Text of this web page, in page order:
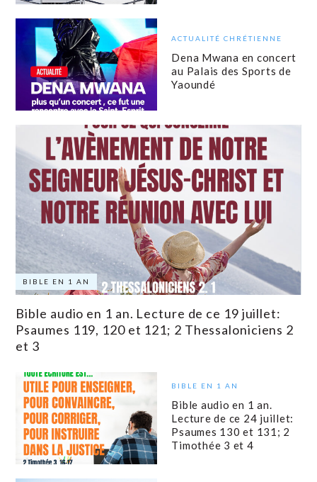
ACTUALITÉ CHRÉTIENNE
Dena Mwana en concert
au Palais des Sports de
Yaoundé
BIBLE EN 1 AN
Bible audio en 1 an. Lecture de ce 19 juillet:
Psaumes 119, 120 et 121; 2 Thessaloniciens 2
et 3
BIBLE EN 1 AN
Bible audio en 1 an.
Lecture de ce 24 juillet:
Psaumes 130 et 131; 2
Timothée 3 et 4